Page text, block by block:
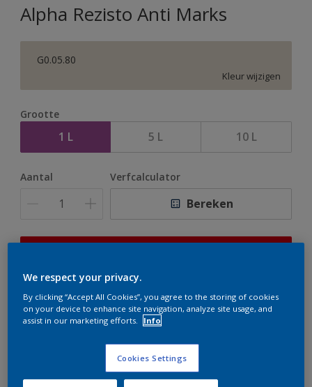
Alpha Rezisto Anti Marks
G0.05.80
Kleur wijzigen
Grootte
1 L 5 L 10 L
Aantal Verfcalculator
Bereken
er hard aan om de voorraad aan te vullen.
Boodschappenlijst
We respect your privacy.
By clicking “Accept All Cookies”, you agree to the storing of cookies
on your device to enhance site navigation, analyze site usage, and
assist in our marketing efforts.
Info
Cookies Settings